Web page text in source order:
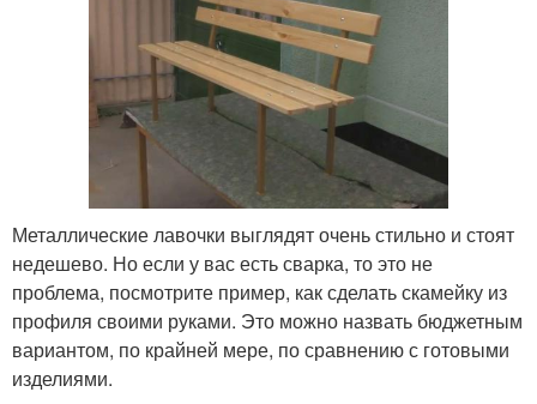
Металлические лавочки выглядят очень стильно и стоят
недешево. Но если у вас есть сварка, то это не
проблема, посмотрите пример, как сделать скамейку из
профиля своими руками. Это можно назвать бюджетным
вариантом, по крайней мере, по сравнению с готовыми
изделиями.